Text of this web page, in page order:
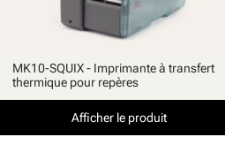
MK10-SQUIX - Imprimante à transfert
thermique pour repères
Afficher le produit